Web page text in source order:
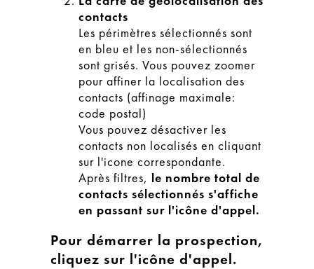
contacts
Les périmètres sélectionnés sont
en bleu et les non-sélectionnés
sont grisés. Vous pouvez zoomer
pour affiner la localisation des
contacts (affinage maximale:
code postal)
Vous pouvez désactiver les
contacts non localisés en cliquant
sur l'icone correspondante.
Après filtres, le nombre total de
contacts sélectionnés s'affiche
en passant sur l'icône d'appel.
Pour démarrer la prospection,
cliquez sur l'icône d'appel.